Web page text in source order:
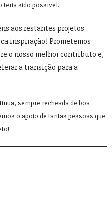
teria sido possível.
aos restantes projetos
inspiração! Prometemos
o nosso melhor contributo e,
a transição para a
sempre recheada de boa
o apoio de tantas pessoas que